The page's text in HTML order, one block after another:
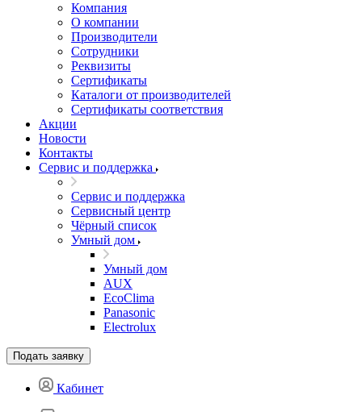
Компания
О компании
Производители
Сотрудники
Реквизиты
Сертификаты
Каталоги от производителей
Сертификаты соответствия
Акции
Новости
Контакты
Сервис и поддержка
Сервис и поддержка
Сервисный центр
Чёрный список
Умный дом
Умный дом
AUX
EcoClima
Panasonic
Electrolux
Подать заявку
Кабинет